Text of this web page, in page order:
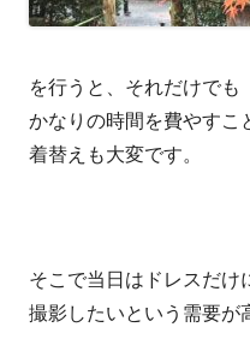
を行うと、それだけでも
かなりの時間を費やすこ
着替えも大変です。
そこで当日はドレスだけ
撮影したいという需要が